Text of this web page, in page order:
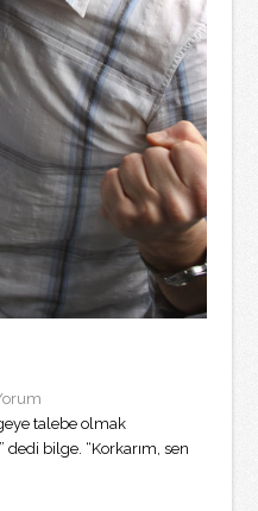
talebe olmak
bilge. “Korkarım, sen